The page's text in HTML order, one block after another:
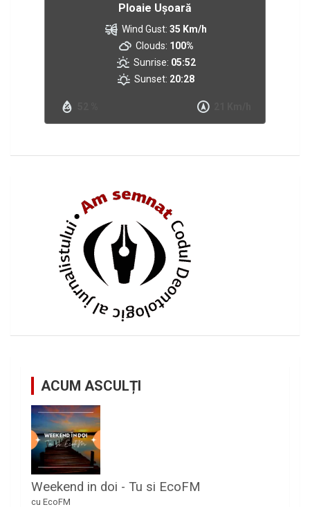
Ploaie Ușoară
Wind Gust: 35 Km/h
Clouds: 100%
Sunrise: 05:52
Sunset: 20:28
ACUM ASCULȚI
Weekend in doi - Tu si EcoFM
cu EcoFM